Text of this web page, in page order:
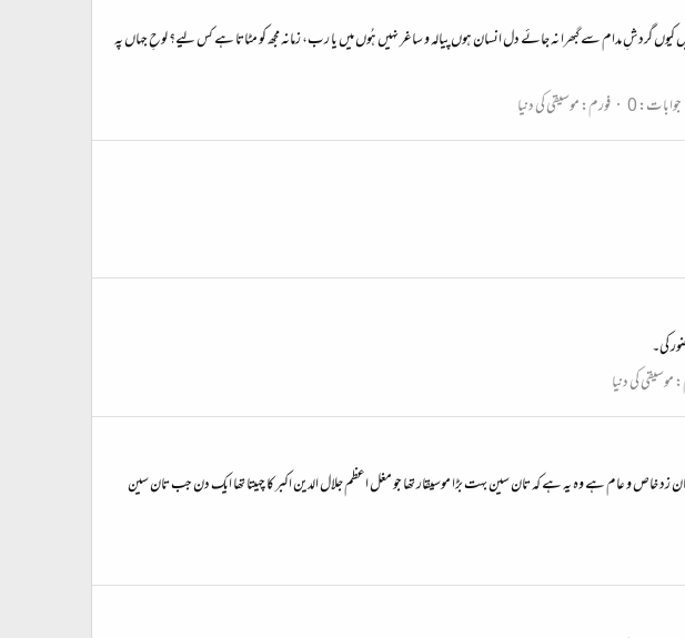
کیوں گردشِ مدام سے گبھرا نہ جائے دل انسان ہوں پیالہ و ساغر نہیں ہُوں میں یا رب، زمانہ مجھ کو مٹاتا ہے کس لیے؟ لوحِ جہاں پہ
جوابات: 0 فورم:موسیقی کی دنیا
کی۔
موسیقی کی دنیا
زد خاص و عام ہے وہ یہ ہے کہ تان سین بہت بڑا موسیقار تھا جو مغل اعظم جلال الدین اکبر کا چہیتا تھا ایک دن جب تان سین